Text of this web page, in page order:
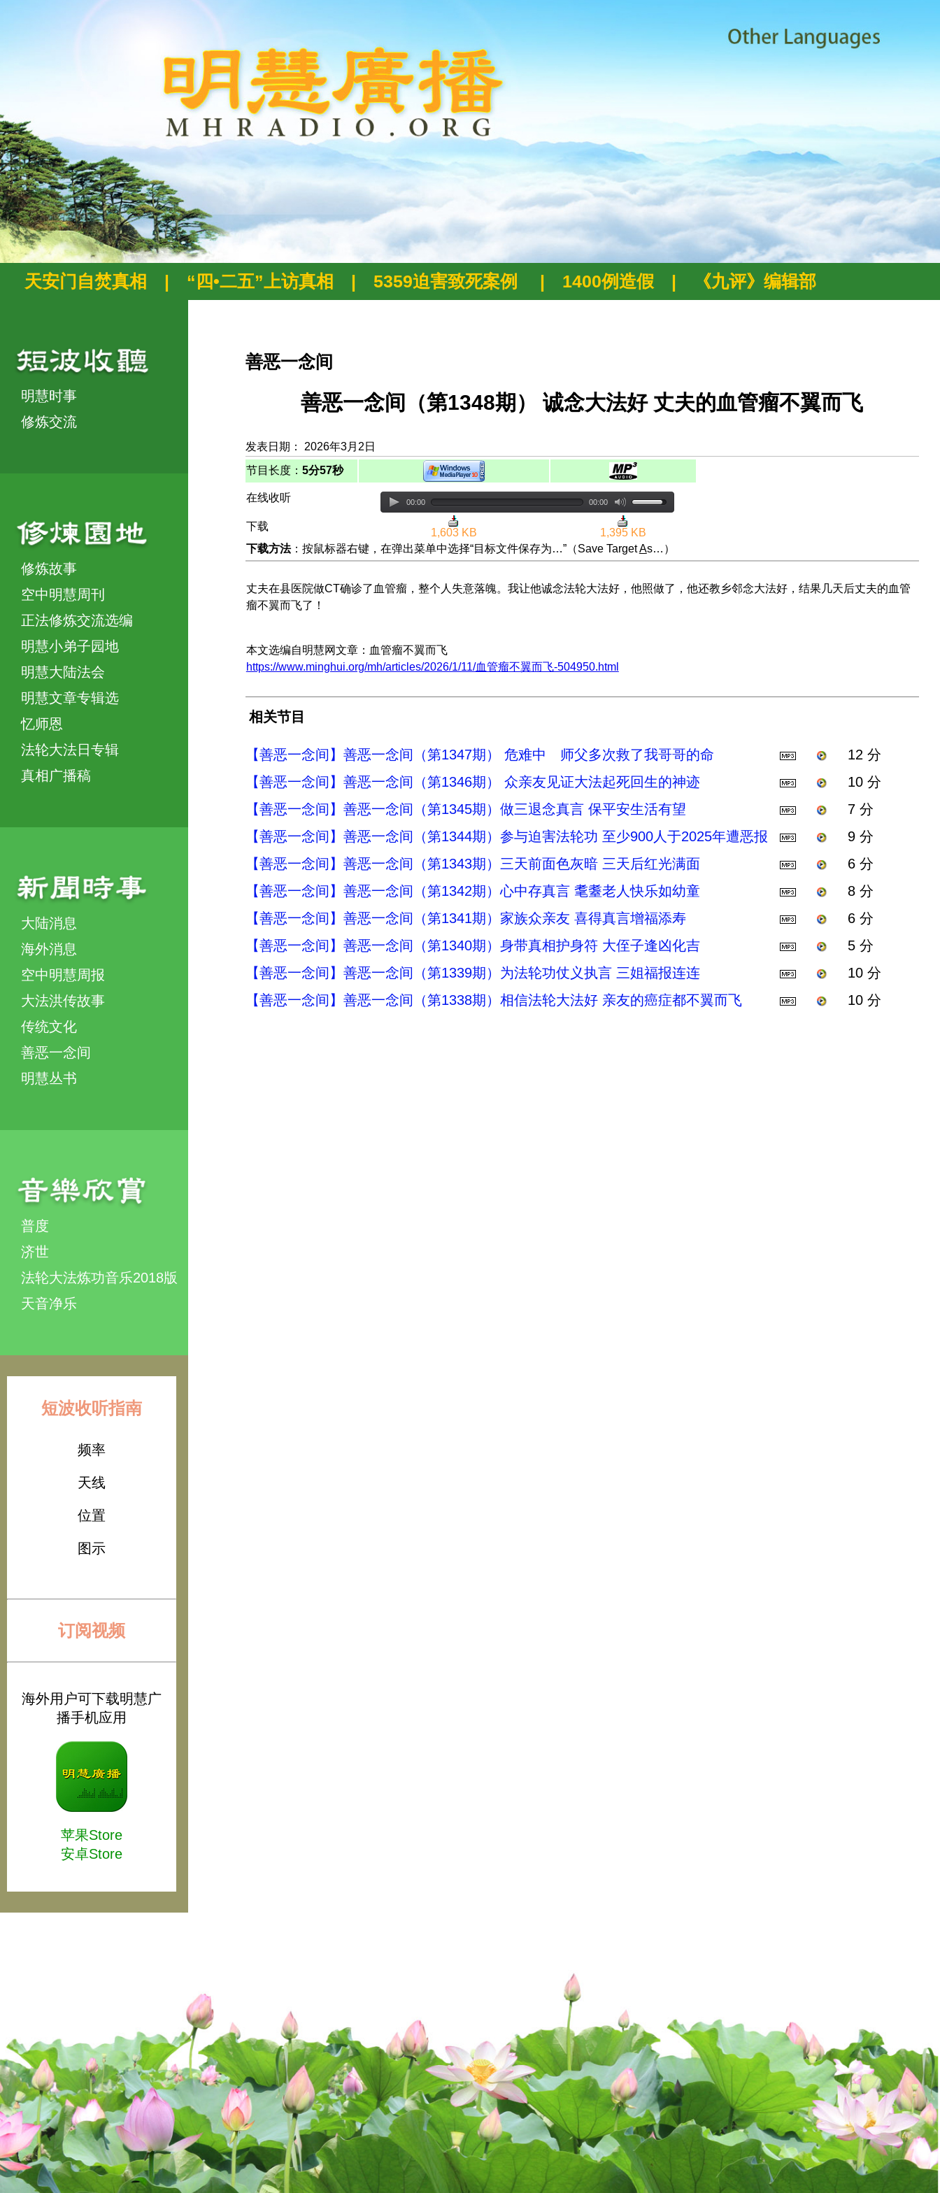
天安门自焚真相 | “四•二五”上访真相 | 5359迫害致死案例 | 1400例造假 | 《九评》编辑部
明慧时事
修炼交流
修炼故事
空中明慧周刊
正法修炼交流选编
明慧小弟子园地
明慧大陆法会
明慧文章专辑选
忆师恩
法轮大法日专辑
真相广播稿
大陆消息
海外消息
空中明慧周报
大法洪传故事
传统文化
善恶一念间
明慧丛书
普度
济世
法轮大法炼功音乐2018版
天音净乐
短波收听指南
频率
天线
位置
图示
订阅视频
海外用户可下载明慧广
播手机应用
苹果Store
安卓Store
善恶一念间
善恶一念间（第1348期） 诚念大法好 丈夫的血管瘤不翼而飞
发表日期： 2026年3月2日
节目长度： 5分57秒
在线收听 00:00 00:00
下载
1,603 KB
1,395 KB
下载方法：按鼠标器右键，在弹出菜单中选择“目标文件保存为…”（Save TargetAs…）
丈夫在县医院做CT确诊了血管瘤，整个人失意落魄。我让他诚念法轮大法好，他照做了，他还教乡邻念大法好，结果几天后丈夫的血管
瘤不翼而飞了！
本文选编自明慧网文章：血管瘤不翼而飞
https://www.minghui.org/mh/articles/2026/1/11/血管瘤不翼而飞-504950.html
相关节目
【善恶一念间】善恶一念间（第1347期） 危难中 师父多次救了我哥哥的命
12 分
【善恶一念间】善恶一念间（第1346期） 众亲友见证大法起死回生的神迹
10 分
【善恶一念间】善恶一念间（第1345期）做三退念真言 保平安生活有望
7 分
【善恶一念间】善恶一念间（第1344期）参与迫害法轮功 至少900人于2025年遭恶报
9 分
【善恶一念间】善恶一念间（第1343期）三天前面色灰暗 三天后红光满面
6 分
【善恶一念间】善恶一念间（第1342期）心中存真言 耄耋老人快乐如幼童
8 分
【善恶一念间】善恶一念间（第1341期）家族众亲友 喜得真言增福添寿
6 分
【善恶一念间】善恶一念间（第1340期）身带真相护身符 大侄子逢凶化吉
5 分
【善恶一念间】善恶一念间（第1339期）为法轮功仗义执言 三姐福报连连
10 分
【善恶一念间】善恶一念间（第1338期）相信法轮大法好 亲友的癌症都不翼而飞
10 分